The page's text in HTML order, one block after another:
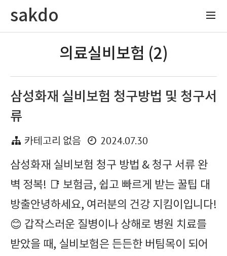
sakdo
의료실비보험 (2)
삼성화재 실비보험 청구방법 및 청구서
류
카테고리 없음
2024.07.30
삼성화재 실비보험 청구 방법 & 청구 서류 완
벽 정복! 📑 보험금, 쉽고 빠르게 받는 꿀팁 대
방출안녕하세요, 여러분의 건강 지킴이입니다!
😊 갑작스러운 질병이나 상해로 병원 치료를
받았을 때, 실비보험은 든든한 버팀목이 되어